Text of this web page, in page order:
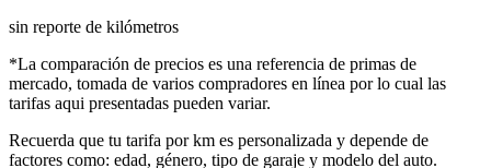
sin reporte de kilómetros
*La comparación de precios es una referencia de primas de
mercado, tomada de varios compradores en línea por lo cual las
tarifas aqui presentadas pueden variar.
Recuerda que tu tarifa por km es personalizada y depende de
factores como: edad, género, tipo de garaje y modelo del auto.